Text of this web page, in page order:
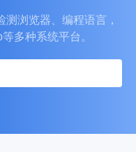
浏览器、编程语言，
多种系统平台。
程低延迟、传输稳定无阻塞